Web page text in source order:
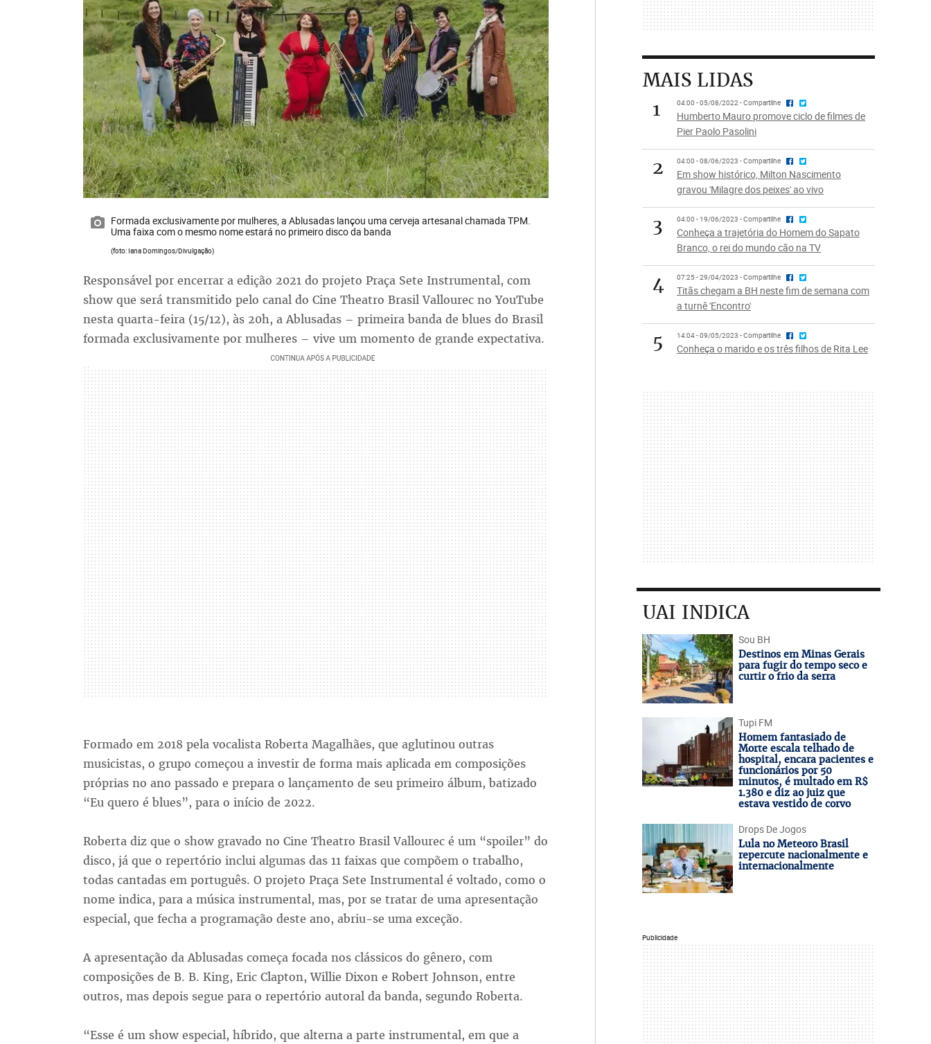
Formada exclusivamente por mulheres, a Ablusadas lançou uma cerveja artesanal chamada TPM.
Uma faixa com o mesmo nome estará no primeiro disco da banda
(foto: Iana Domingos/Divulgação)
Responsável por encerrar a edição 2021 do projeto Praça Sete Instrumental, com
show que será transmitido pelo canal do Cine Theatro Brasil Vallourec no YouTube
nesta quarta-feira (15/12), às 20h, a Ablusadas – primeira banda de blues do Brasil
formada exclusivamente por mulheres – vive um momento de grande expectativa.
Formado em 2018 pela vocalista Roberta Magalhães, que aglutinou outras
musicistas, o grupo começou a investir de forma mais aplicada em composições
próprias no ano passado e prepara o lançamento de seu primeiro álbum, batizado
“Eu quero é blues”, para o início de 2022.
Roberta diz que o show gravado no Cine Theatro Brasil Vallourec é um “spoiler” do
disco, já que o repertório inclui algumas das 11 faixas que compõem o trabalho,
todas cantadas em português. O projeto Praça Sete Instrumental é voltado, como o
nome indica, para a música instrumental, mas, por se tratar de uma apresentação
especial, que fecha a programação deste ano, abriu-se uma exceção.
A apresentação da Ablusadas começa focada nos clássicos do gênero, com
composições de B. B. King, Eric Clapton, Willie Dixon e Robert Johnson, entre
outros, mas depois segue para o repertório autoral da banda, segundo Roberta.
“Esse é um show especial, híbrido, que alterna a parte instrumental, em que a
MAIS LIDAS
1
04:00 - 05/08/2022 - Compartilhe
Humberto Mauro promove ciclo de filmes de
Pier Paolo Pasolini
2 04:00 - 08/06/2023 - Compartilhe
Em show histórico, Milton Nascimento
gravou 'Milagre dos peixes' ao vivo
3 04:00 - 19/06/2023 - Compartilhe
Conheça a trajetória do Homem do Sapato
Branco, o rei do mundo cão na TV
4 07:25 - 29/04/2023 - Compartilhe
Titãs chegam a BH neste fim de semana com
a turnê 'Encontro'
5 14:04 - 09/05/2023 - Compartilhe
Conheça o marido e os três filhos de Rita Lee
UAI INDICA
Sou BH
Destinos em Minas Gerais
para fugir do tempo seco e
curtir o frio da serra
Tupi FM
Homem fantasiado de
Morte escala telhado de
hospital, encara pacientes e
funcionários por 50
minutos, é multado em R$
1.380 e diz ao juiz que
estava vestido de corvo
Drops De Jogos
Lula no Meteoro Brasil
repercute nacionalmente e
internacionalmente
Publicidade